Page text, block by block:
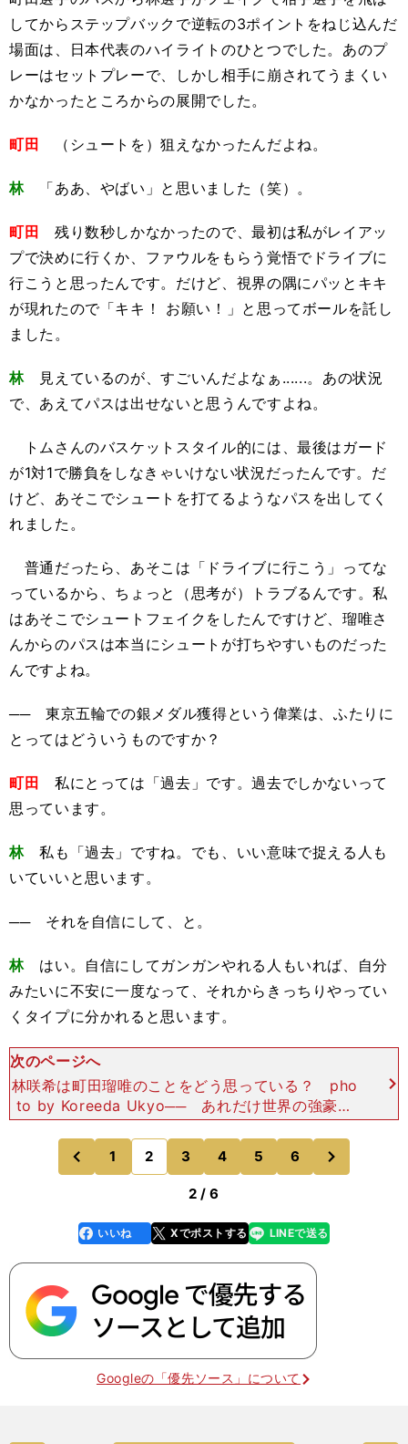
してからステップバックで逆転の3ポイントをねじ込んだ
場面は、日本代表のハイライトのひとつでした。あのプ
レーはセットプレーで、しかし相手に崩されてうまくい
かなかったところからの展開でした。
町田 （シュートを）狙えなかったんだよね。
林「ああ、やばい」と思いました（笑）。
町田
残り数秒しかなかったので、最初は私がレイアッ
プで決めに行くか、ファウルをもらう覚悟でドライブに
行こうと思ったんです。だけど、視界の隅にパッとキキ
が現れたので「キキ！ お願い！」と思ってボールを託し
ました。
林見えているのが、すごいんだよなぁ......。あの状況
で、あえてパスは出せないと思うんですよね。
トムさんのバスケットスタイル的には、最後はガード
が1対1で勝負をしなきゃいけない状況だったんです。だ
けど、あそこでシュートを打てるようなパスを出してく
れました。
普通だったら、あそこは「ドライブに行こう」ってな
っているから、ちょっと（思考が）トラブるんです。私
はあそこでシュートフェイクをしたんですけど、瑠唯さ
んからのパスは本当にシュートが打ちやすいものだった
んですよね。
── 東京五輪での銀メダル獲得という偉業は、ふたりに
とってはどういうものですか？
町田
私にとっては「過去」です。過去でしかないって
思っています。
林私も「過去」ですね。でも、いい意味で捉える人も
いていいと思います。
── それを自信にして、と。
林はい。自信にしてガンガンやれる人もいれば、自分
みたいに不安に一度なって、それからきっちりやってい
くタイプに分かれると思います。
次のページへ
林咲希は町田瑠唯のことをどう思っている？ pho
to by Koreeda Ukyo── あれだけ世界の強豪と
対等にやれて、自信にはなっていないのですか？町
田 私は「なってない」です。林 うん。な
前
のページへ
1 2 3 4 5 6
のページへ
2 / 6
faceboo
k
いいね Xでポストする
line LINEで送る
Googleの「優先ソース」について